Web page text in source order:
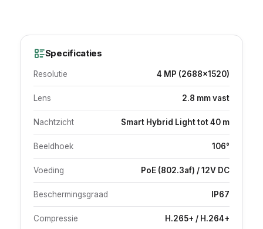
Specificaties
Resolutie 4 MP (2688×1520)
Lens 2.8 mm vast
Nachtzicht Smart Hybrid Light tot 40 m
Beeldhoek 106°
Voeding PoE (802.3af) / 12V DC
Beschermingsgraad IP67
Compressie H.265+ / H.264+